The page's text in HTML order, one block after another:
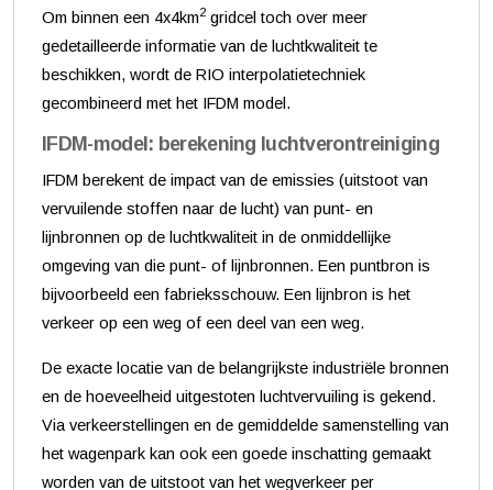
Om binnen een 4x4km2 gridcel toch over meer
gedetailleerde informatie van de luchtkwaliteit te
beschikken, wordt de RIO interpolatietechniek
gecombineerd met het IFDM model.
IFDM-model: berekening luchtverontreiniging
IFDM berekent de impact van de emissies (uitstoot van
vervuilende stoffen naar de lucht) van punt- en
lijnbronnen op de luchtkwaliteit in de onmiddellijke
omgeving van die punt- of lijnbronnen. Een puntbron is
bijvoorbeeld een fabrieksschouw. Een lijnbron is het
verkeer op een weg of een deel van een weg.
De exacte locatie van de belangrijkste industriële bronnen
en de hoeveelheid uitgestoten luchtvervuiling is gekend.
Via verkeerstellingen en de gemiddelde samenstelling van
het wagenpark kan ook een goede inschatting gemaakt
worden van de uitstoot van het wegverkeer per